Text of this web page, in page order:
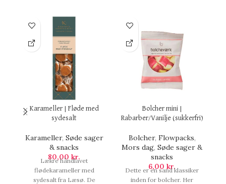
Karameller | Fløde med
sydesalt
Karameller, Søde sager
& snacks
80,00 kr.
Lækre håndlavet
flødekarameller med
sydesalt fra Læsø. De
Bolcher mini |
Rabarber/Vanilje (sukkerfri)
Bolcher, Flowpacks,
Mors dag, Søde sager &
snacks
6,00 kr.
Dette er en sand klassiker
inden for bolcher. Her